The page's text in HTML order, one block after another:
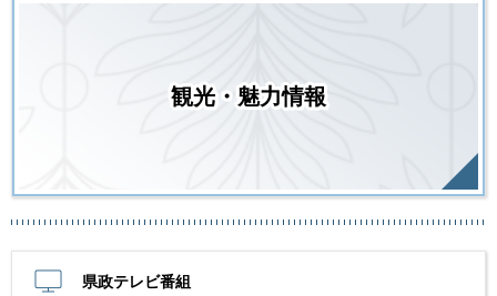
観光・魅力情報
県政テレビ番組